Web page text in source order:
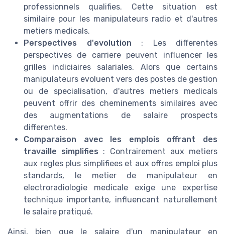
professionnels qualifies. Cette situation est
similaire pour les manipulateurs radio et d'autres
metiers medicals.
Perspectives d'evolution : Les differentes
perspectives de carriere peuvent influencer les
grilles indiciaires salariales. Alors que certains
manipulateurs evoluent vers des postes de gestion
ou de specialisation, d'autres metiers medicals
peuvent offrir des cheminements similaires avec
des augmentations de salaire prospects
differentes.
Comparaison avec les emplois offrant des
travaille simplifies : Contrairement aux metiers
aux regles plus simplifiees et aux offres emploi plus
standards, le metier de manipulateur en
electroradiologie medicale exige une expertise
technique importante, influencant naturellement
le salaire pratiqué.
Ainsi, bien que le salaire d'un manipulateur en